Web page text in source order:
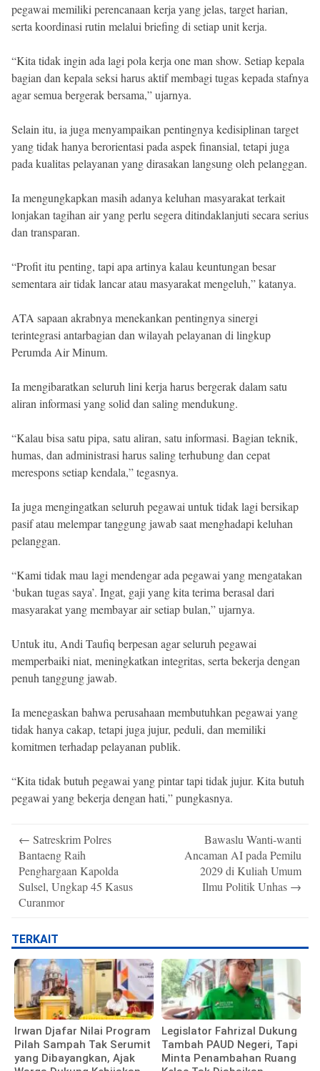
pegawai memiliki perencanaan kerja yang jelas, target harian,
serta koordinasi rutin melalui briefing di setiap unit kerja.
“Kita tidak ingin ada lagi pola kerja one man show. Setiap kepala
bagian dan kepala seksi harus aktif membagi tugas kepada stafnya
agar semua bergerak bersama,” ujarnya.
Selain itu, ia juga menyampaikan pentingnya kedisiplinan target
yang tidak hanya berorientasi pada aspek finansial, tetapi juga
pada kualitas pelayanan yang dirasakan langsung oleh pelanggan.
Ia mengungkapkan masih adanya keluhan masyarakat terkait
lonjakan tagihan air yang perlu segera ditindaklanjuti secara serius
dan transparan.
“Profit itu penting, tapi apa artinya kalau keuntungan besar
sementara air tidak lancar atau masyarakat mengeluh,” katanya.
ATA sapaan akrabnya menekankan pentingnya sinergi
terintegrasi antarbagian dan wilayah pelayanan di lingkup
Perumda Air Minum.
Ia mengibaratkan seluruh lini kerja harus bergerak dalam satu
aliran informasi yang solid dan saling mendukung.
“Kalau bisa satu pipa, satu aliran, satu informasi. Bagian teknik,
humas, dan administrasi harus saling terhubung dan cepat
merespons setiap kendala,” tegasnya.
Ia juga mengingatkan seluruh pegawai untuk tidak lagi bersikap
pasif atau melempar tanggung jawab saat menghadapi keluhan
pelanggan.
“Kami tidak mau lagi mendengar ada pegawai yang mengatakan
‘bukan tugas saya’. Ingat, gaji yang kita terima berasal dari
masyarakat yang membayar air setiap bulan,” ujarnya.
Untuk itu, Andi Taufiq berpesan agar seluruh pegawai
memperbaiki niat, meningkatkan integritas, serta bekerja dengan
penuh tanggung jawab.
Ia menegaskan bahwa perusahaan membutuhkan pegawai yang
tidak hanya cakap, tetapi juga jujur, peduli, dan memiliki
komitmen terhadap pelayanan publik.
“Kita tidak butuh pegawai yang pintar tapi tidak jujur. Kita butuh
pegawai yang bekerja dengan hati,” pungkasnya.
navigation
← Satreskrim Polres
Bantaeng Raih
Penghargaan Kapolda
Sulsel, Ungkap 45 Kasus
Curanmor
Bawaslu Wanti-wanti
Ancaman AI pada Pemilu
2029 di Kuliah Umum
Ilmu Politik Unhas →
TERKAIT
Irwan Djafar Nilai Program
Pilah Sampah Tak Serumit
yang Dibayangkan, Ajak
Legislator Fahrizal Dukung
Tambah PAUD Negeri, Tapi
Minta Penambahan Ruang